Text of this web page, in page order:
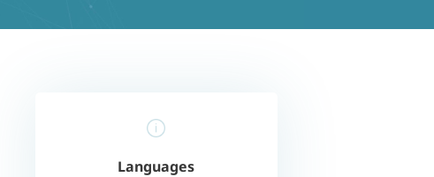
Languages